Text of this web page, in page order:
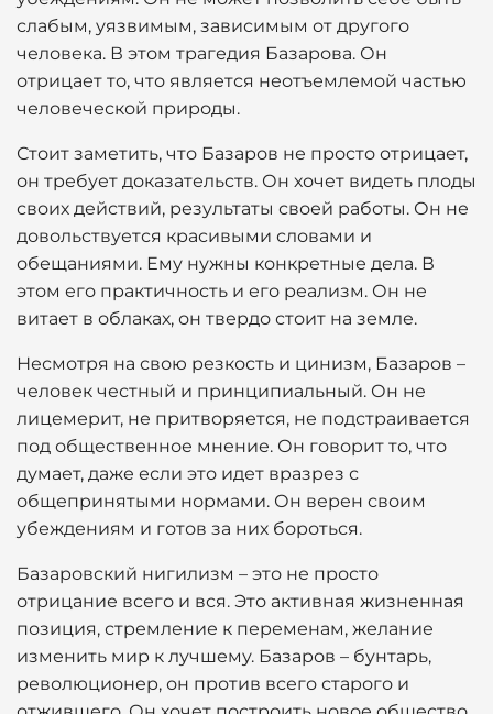
слабым, уязвимым, зависимым от другого
человека. В этом трагедия Базарова. Он
отрицает то, что является неотъемлемой частью
человеческой природы.
Стоит заметить, что Базаров не просто отрицает,
он требует доказательств. Он хочет видеть плоды
своих действий, результаты своей работы. Он не
довольствуется красивыми словами и
обещаниями. Ему нужны конкретные дела. В
этом его практичность и его реализм. Он не
витает в облаках, он твердо стоит на земле.
Несмотря на свою резкость и цинизм, Базаров –
человек честный и принципиальный. Он не
лицемерит, не притворяется, не подстраивается
под общественное мнение. Он говорит то, что
думает, даже если это идет вразрез с
общепринятыми нормами. Он верен своим
убеждениям и готов за них бороться.
Базаровский нигилизм – это не просто
отрицание всего и вся. Это активная жизненная
позиция, стремление к переменам, желание
изменить мир к лучшему. Базаров – бунтарь,
революционер, он против всего старого и